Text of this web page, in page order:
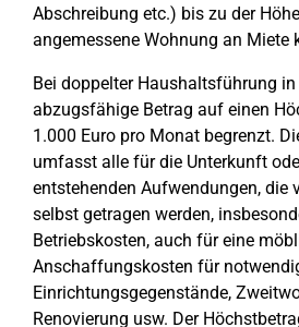
Abschreibung etc.) bis zu der
angemessene Wohnung an Miete
Bei doppelter Haushaltsführung
abzugsfähige Betrag auf einen
1.000 Euro pro Monat begrenzt.
umfasst alle für die Unterkunft
entstehenden Aufwendungen, die
selbst getragen werden,
Betriebskosten, auch für eine
Anschaffungskosten für
Einrichtungsgegenstände,
Renovierung usw. Der